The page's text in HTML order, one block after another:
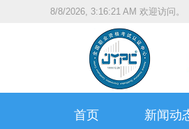
8/8/2026, 3:16:22 AM 欢迎访问。
首页 新闻动